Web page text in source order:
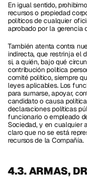
En igual sentido,
recursos o propiedad
políticos de cualquier
aprobado por la gerencia
También atenta contra
indirecta, que restrinja el
si, a quién, bajo qué
contribución política
comité político, siempre
leyes aplicables. Los
para sumarse, apoyar,
candidato o causa
declaraciones políticas
funcionario o empleado
Sociedad, y en cualquier
claro que no se está
recursos de la Compañía.
4.3. ARMAS,